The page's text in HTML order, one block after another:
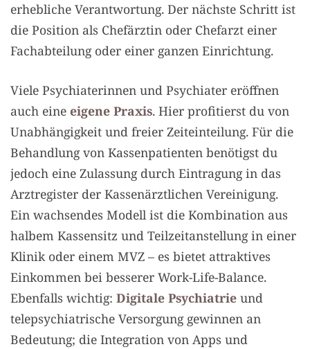
erhebliche Verantwortung. Der nächste Schritt ist
die Position als Chefärztin oder Chefarzt einer
Fachabteilung oder einer ganzen Einrichtung.
Viele Psychiaterinnen und Psychiater eröffnen
auch eine eigene Praxis. Hier profitierst du von
Unabhängigkeit und freier Zeiteinteilung. Für die
Behandlung von Kassenpatienten benötigst du
jedoch eine Zulassung durch Eintragung in das
Arztregister der Kassenärztlichen Vereinigung.
Ein wachsendes Modell ist die Kombination aus
halbem Kassensitz und Teilzeitanstellung in einer
Klinik oder einem MVZ – es bietet attraktives
Einkommen bei besserer Work-Life-Balance.
Ebenfalls wichtig: Digitale Psychiatrie und
telepsychiatrische Versorgung gewinnen an
Bedeutung; die Integration von Apps und